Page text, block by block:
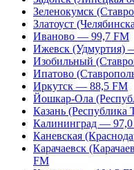
Зеленокумск
Златоуст
Иваново — 99,7 FM
Ижевск (Удмуртия)
Изобильный
Ипатово
Иркутск — 88,5 FM
Йошкар-Ола
Казань (Республика
Калининград —
Каневская
Карачаевск
FM